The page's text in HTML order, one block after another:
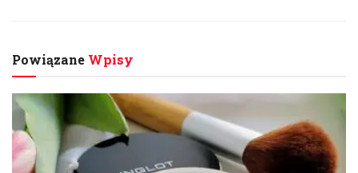
Powiązane Wpisy